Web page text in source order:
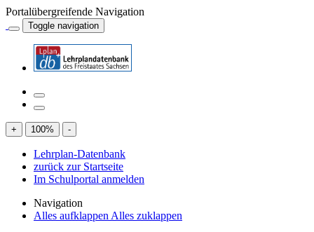
Portalübergreifende Navigation
Toggle navigation
+ 100% -
Lehrplan-Datenbank
zurück zur Startseite
Im Schulportal anmelden
Navigation
Alles aufklappen Alles zuklappen